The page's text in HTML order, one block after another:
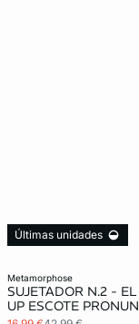
metamorphose
SUJETADOR N.2 -
UP ESCOTE
Últimas unidades